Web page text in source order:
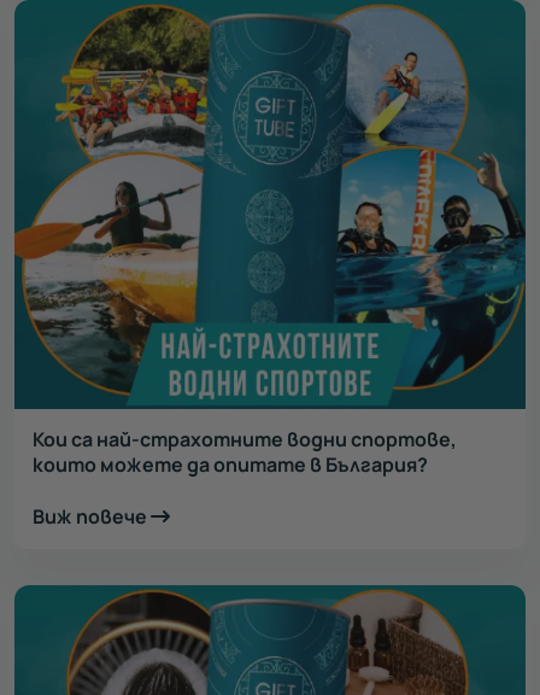
Кои са най-страхотните водни спортове,
които можете да опитате в България?
Виж повече